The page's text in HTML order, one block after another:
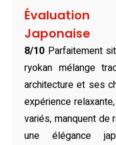
un confort optimal.
traditionnels ou les lits
vue privilégiée sur la
chambre intègre des
écran plat et une
besoins, faisant du
pour tous les voyageurs.
Évaluation
Japonaise
8/10 Parfaitement
ryokan mélange
architecture et ses
expérience
variés, manquent de
une élégance